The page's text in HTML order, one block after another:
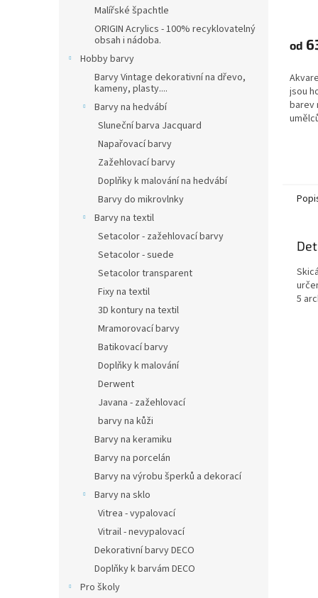
Malířské špachtle
ORIGIN Acrylics - 100% recyklovatelný
obsah i nádoba.
Hobby barvy
Barvy Vintage dekorativní na dřevo,
kameny, plasty....
Barvy na hedvábí
Sluneční barva Jacquard
Napařovací barvy
Zažehlovací barvy
Doplňky k malování na hedvábí
Barvy do mikrovlnky
Barvy na textil
Setacolor - zažehlovací barvy
Setacolor - suede
Setacolor transparent
Fixy na textil
3D kontury na textil
Mramorovací barvy
Batikovací barvy
Doplňky k malování
Derwent
Javana - zažehlovací
barvy na kůži
Barvy na keramiku
Barvy na porcelán
Barvy na výrobu šperků a dekorací
Barvy na sklo
Vitrea - vypalovací
Vitrail - nevypalovací
Dekorativní barvy DECO
Doplňky k barvám DECO
Pro školy
od
jsou
barev
5